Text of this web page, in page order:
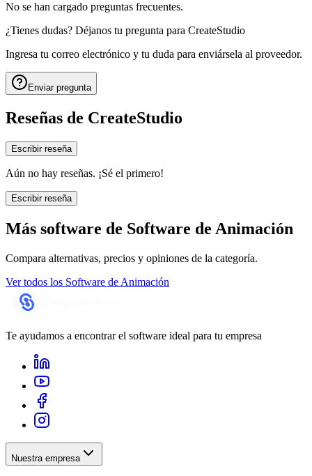
No se han cargado preguntas frecuentes.
¿Tienes dudas? Déjanos tu pregunta para CreateStudio
Ingresa tu correo electrónico y tu duda para enviársela al proveedor.
Enviar pregunta
Reseñas de CreateStudio
Escribir reseña
Aún no hay reseñas. ¡Sé el primero!
Escribir reseña
Más software de Software de Animación
Compara alternativas, precios y opiniones de la categoría.
Ver todos los Software de Animación
Te ayudamos a encontrar el software ideal para tu empresa
Nuestra empresa